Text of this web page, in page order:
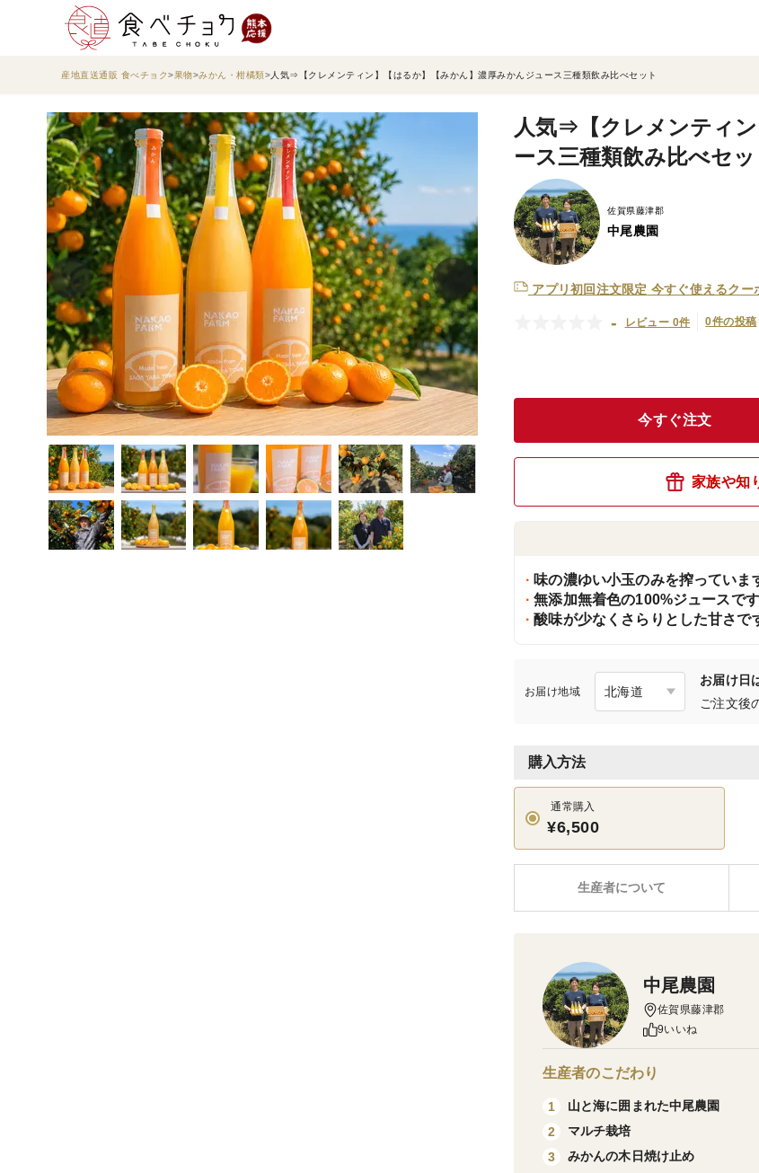
産地直送通販 食べチョク 果物 みかん・柑橘類 人気⇒【クレメンティン】【はるか】【みかん】濃厚みかんジュース三種類飲み比べセット
人気⇒【クレメンティ
ース三種類飲み比べセッ
佐賀県藤津郡
中尾農園
アプリ初回注文限定 今すぐ使えるクー
- レビュー 0件 0件の投稿
今すぐ注文
家族や知
味の濃ゆい小玉のみを搾っていま
無添加無着色の100%ジュースです
酸味が少なくさらりとした甘さで
お届け地域
お届け日
ご注文後
購入方法
通常購入
¥6,500
生産者について
中尾農園
佐賀県藤津郡
9いいね
生産者のこだわり
1
山と海に囲まれた中尾農園
2
マルチ栽培
3
みかんの木日焼け止め